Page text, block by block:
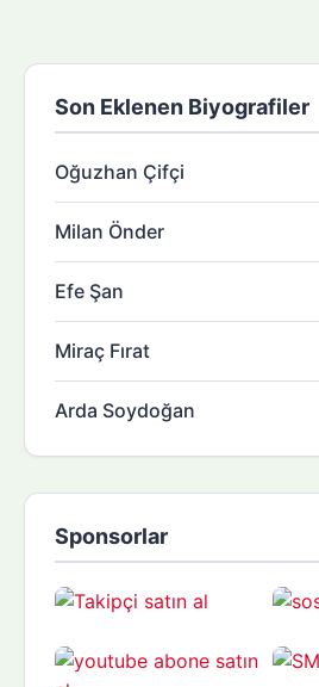
Son Eklenen Biyografiler
Oğuzhan Çifçi
Milan Önder
Efe Şan
Miraç Fırat
Arda Soydoğan
Sponsorlar